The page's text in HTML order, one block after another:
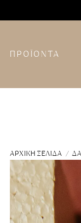
ΠΡΟΪΟΝΤΑ
ΑΡΧΙΚΉ ΣΕΛΊΔΑ /